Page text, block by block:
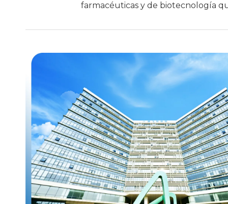
farmacéuticas y de biotecnología